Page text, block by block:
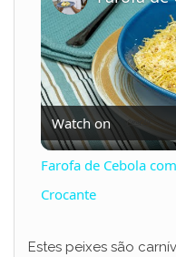
Watch on
Farofa de Cebola
Crocante
Estes peixes são